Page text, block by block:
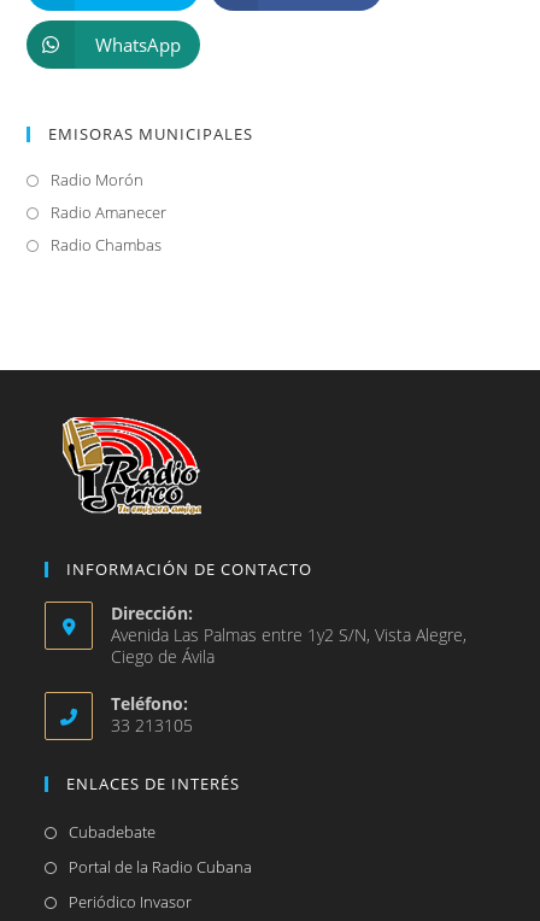
WhatsApp
EMISORAS MUNICIPALES
Radio Morón
abre
en
Radio AmanecerSe
Radio ChambasSe
nueva
INFORMACIÓN DE CONTACTO
Dirección:
Avenida Las Palmas entre 1y2 S/N, Vista Alegre,
Ciego de Ávila
Teléfono:
33 213105
ENLACES DE INTERÉS
CubadebateSe
abre
Portal de la Radio Cubana
Periódico InvasorSe